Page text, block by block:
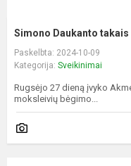
Simono Daukanto takais
Paskelbta: 2024-10-09
Kategorija: Sveikinimai
Rugsėjo 27 dieną įvyko
moksleivių bėgimo...